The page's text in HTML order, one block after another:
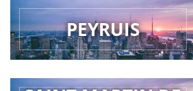
PEYRUIS